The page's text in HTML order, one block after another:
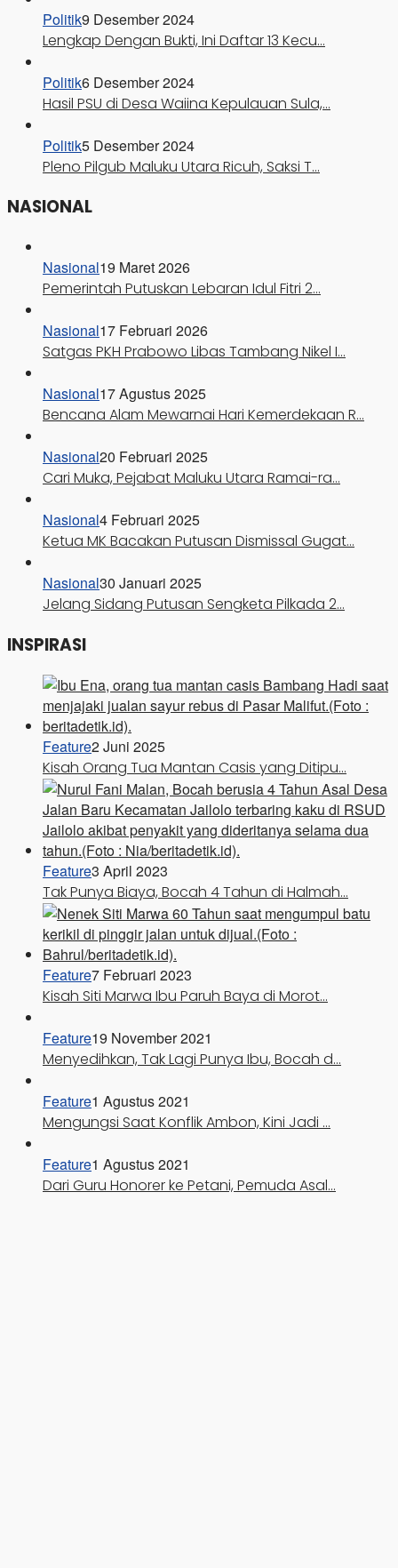
Politik9 Desember 2024
Lengkap Dengan Bukti, Ini Daftar 13 Kecu…
Politik6 Desember 2024
Hasil PSU di Desa Waiina Kepulauan Sula,…
Politik5 Desember 2024
Pleno Pilgub Maluku Utara Ricuh, Saksi T…
NASIONAL
Nasional19 Maret 2026
Pemerintah Putuskan Lebaran Idul Fitri 2…
Nasional17 Februari 2026
Satgas PKH Prabowo Libas Tambang Nikel I…
Nasional17 Agustus 2025
Bencana Alam Mewarnai Hari Kemerdekaan R…
Nasional20 Februari 2025
Cari Muka, Pejabat Maluku Utara Ramai-ra…
Nasional4 Februari 2025
Ketua MK Bacakan Putusan Dismissal Gugat…
Nasional30 Januari 2025
Jelang Sidang Putusan Sengketa Pilkada 2…
INSPIRASI
Feature2 Juni 2025
Kisah Orang Tua Mantan Casis yang Ditipu…
Feature3 April 2023
Tak Punya Biaya, Bocah 4 Tahun di Halmah…
Feature7 Februari 2023
Kisah Siti Marwa Ibu Paruh Baya di Morot…
Feature19 November 2021
Menyedihkan, Tak Lagi Punya Ibu, Bocah d…
Feature1 Agustus 2021
Mengungsi Saat Konflik Ambon, Kini Jadi …
Feature1 Agustus 2021
Dari Guru Honorer ke Petani, Pemuda Asal…